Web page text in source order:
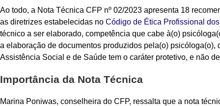
Ao todo, a Nota Técnica CFP nº 02/2023 apresenta 18
as diretrizes estabelecidas no Código de Ética Profissional
técnico a ser elaborado, competência que cabe à(o)
a elaboração de documentos produzidos pela(o)
Assistência Social e de Saúde tem o caráter protetivo, e não
Importância da Nota Técnica
Marina Poniwas, conselheira do CFP, ressalta que a nota